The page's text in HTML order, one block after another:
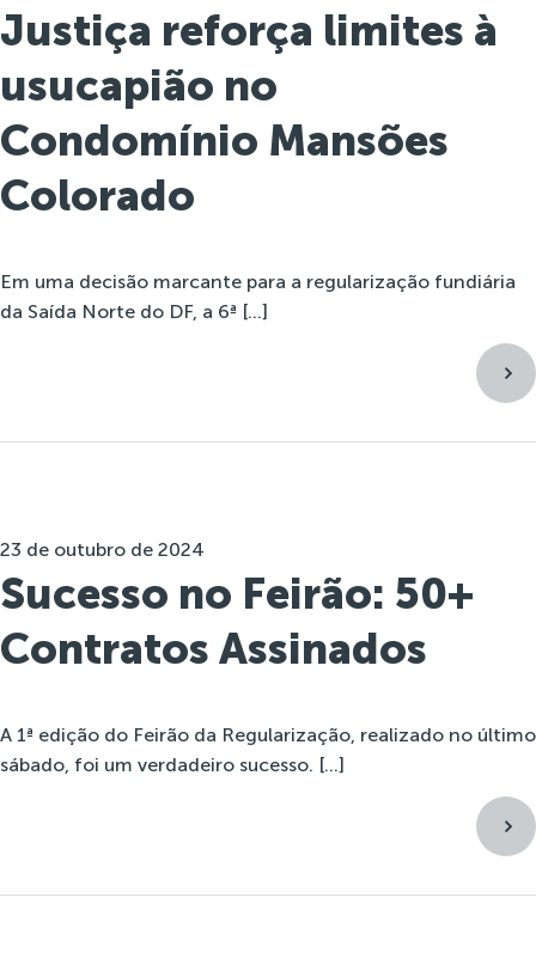
Justiça reforça limites à
usucapião no
Condomínio Mansões
Colorado
Em uma decisão marcante para a regularização fundiária
da Saída Norte do DF, a 6ª […]
23 de outubro de 2024
Sucesso no Feirão: 50+
Contratos Assinados
A 1ª edição do Feirão da Regularização, realizado no último
sábado, foi um verdadeiro sucesso. […]